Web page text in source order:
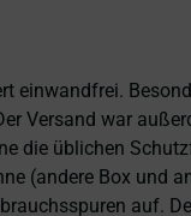
Versand war
die üblichen
(andere Box und
auf.